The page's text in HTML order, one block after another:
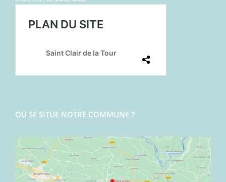
OÙ SE SITUE NOTRE COMMUNE ?